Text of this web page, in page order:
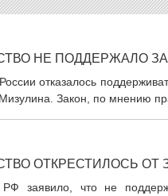
НЕ ПОДДЕРЖАЛО
отказалось
Закон, по мнению
ОТКРЕСТИЛОСЬ ОТ
РФ заявило, что не